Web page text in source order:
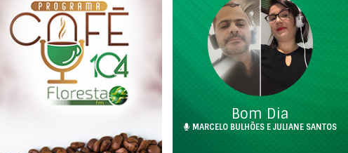
Bom Dia
MARCELO BULHÕES E JULIANE SANTOS